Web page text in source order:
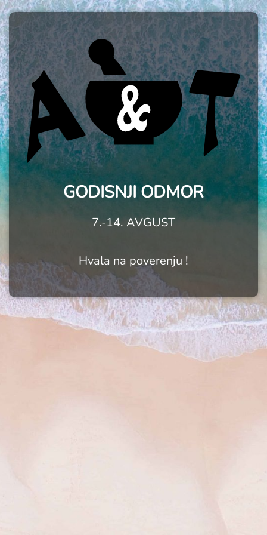
GODISNJI ODMOR
7.-14. AVGUST
Hvala na poverenju !